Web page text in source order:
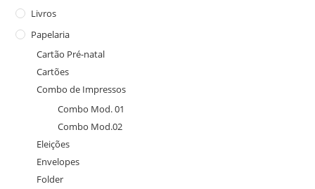
Livros
Papelaria
Cartão Pré-natal
Cartões
Combo de Impressos
Combo Mod. 01
Combo Mod.02
Eleições
Envelopes
Folder